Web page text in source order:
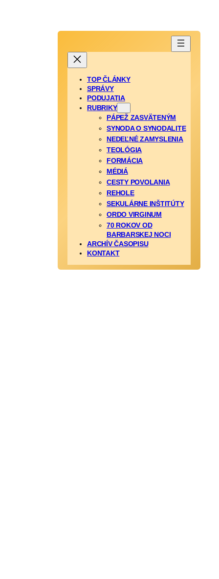
TOP ČLÁNKY
SPRÁVY
PODUJATIA
RUBRIKY
PÁPEŽ ZASVÄTENÝM
SYNODA O SYNODALITE
NEDEĽNÉ ZAMYSLENIA
TEOLÓGIA
FORMÁCIA
MÉDIÁ
CESTY POVOLANIA
REHOLE
SEKULÁRNE INŠTITÚTY
ORDO VIRGINUM
70 ROKOV OD
BARBARSKEJ NOCI
ARCHÍV ČASOPISU
KONTAKT